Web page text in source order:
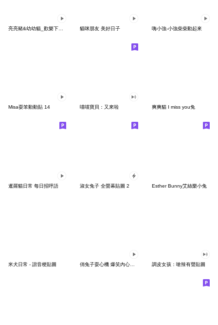
貓咪朋友 美好日子 嗨小強-小強柴柴動起來
Misa耍笨動動貼 14 喵喵寶貝：又來啦 爽爽貓 I miss you兔
暹羅貓日常 每日招呼語 淑女兔子 全螢幕貼圖 2 Esther Bunny艾絲樂小兔
米犬日常 - 諧音梗貼圖 調皮女孩：嗆辣有聲貼圖